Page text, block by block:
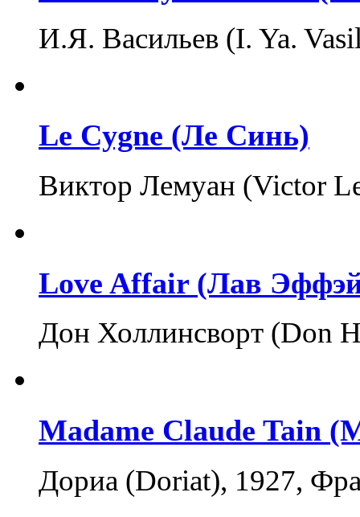
И.Я. Васильев (I. Ya.
Le Cygne (Ле Синь)
Виктор Лемуан (Victor
Love Affair (Лав
Дон Холлинсворт (Don
Madame Claude Tain
Дориа (Doriat), 1927,